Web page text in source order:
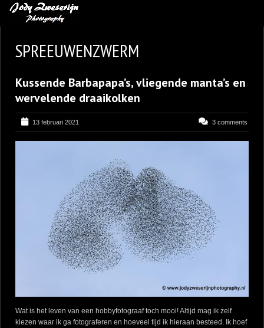
BLOG
LEREN VAN KUNST
BENCE MATE FOTOHUTTEN
OVER MIJ
SPREEUWENZWERM
Kussende Barbapapa’s, vliegende manta’s en
wervelende draaikolken
13 februari 2021 3 comments
Wat is het leven van een hobbyfotograaf toch mooi! Altijd mag ik zelf
kiezen waar ik ga fotograferen en hoeveel tijd ik hieraan besteed. Ik hoef